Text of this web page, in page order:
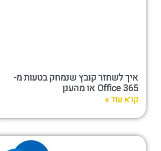
איך לשחזר קובץ שנמחק בטעות מ-
Office 365 או מהענן
קרא עוד »